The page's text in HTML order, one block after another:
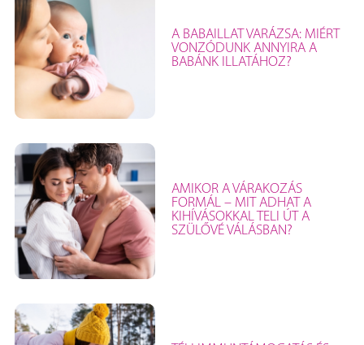
A BABAILLAT VARÁZSA: MIÉRT
VONZÓDUNK ANNYIRA A
BABÁNK ILLATÁHOZ?
AMIKOR A VÁRAKOZÁS
FORMÁL – MIT ADHAT A
KIHÍVÁSOKKAL TELI ÚT A
SZÜLŐVÉ VÁLÁSBAN?